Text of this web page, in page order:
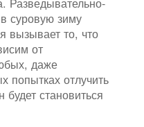
суровую зиму
вызывает то, что
от
даже
попытках отлучить
становиться